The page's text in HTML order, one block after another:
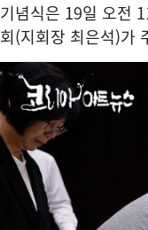
기념식은 19일 오전
회(지회장 최은석)가